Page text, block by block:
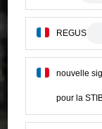
REGUS
nouvelle
pour la